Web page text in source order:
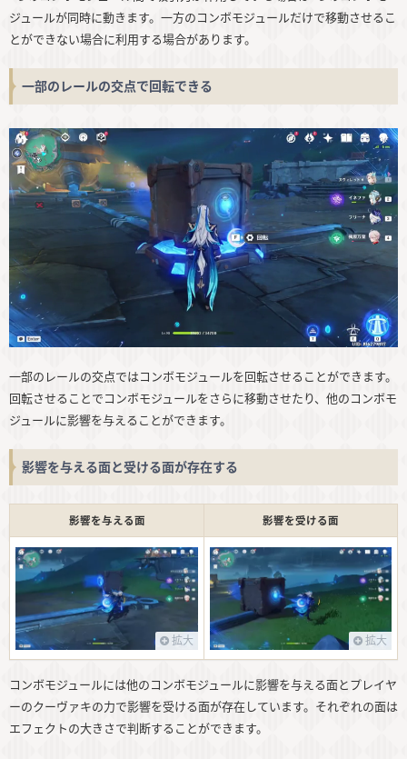
ジュールが同時に動きます。一方のコンボモジュールだけで移動させるこ
とができない場合に利用する場合があります。
一部のレールの交点で回転できる
一部のレールの交点ではコンボモジュールを回転させることができます。
回転させることでコンボモジュールをさらに移動させたり、他のコンボモ
ジュールに影響を与えることができます。
影響を与える面と受ける面が存在する
影響を与える面 影響を受ける面
拡大 拡大
コンボモジュールには他のコンボモジュールに影響を与える面とプレイヤ
ーのクーヴァキの力で影響を受ける面が存在しています。それぞれの面は
エフェクトの大きさで判断することができます。